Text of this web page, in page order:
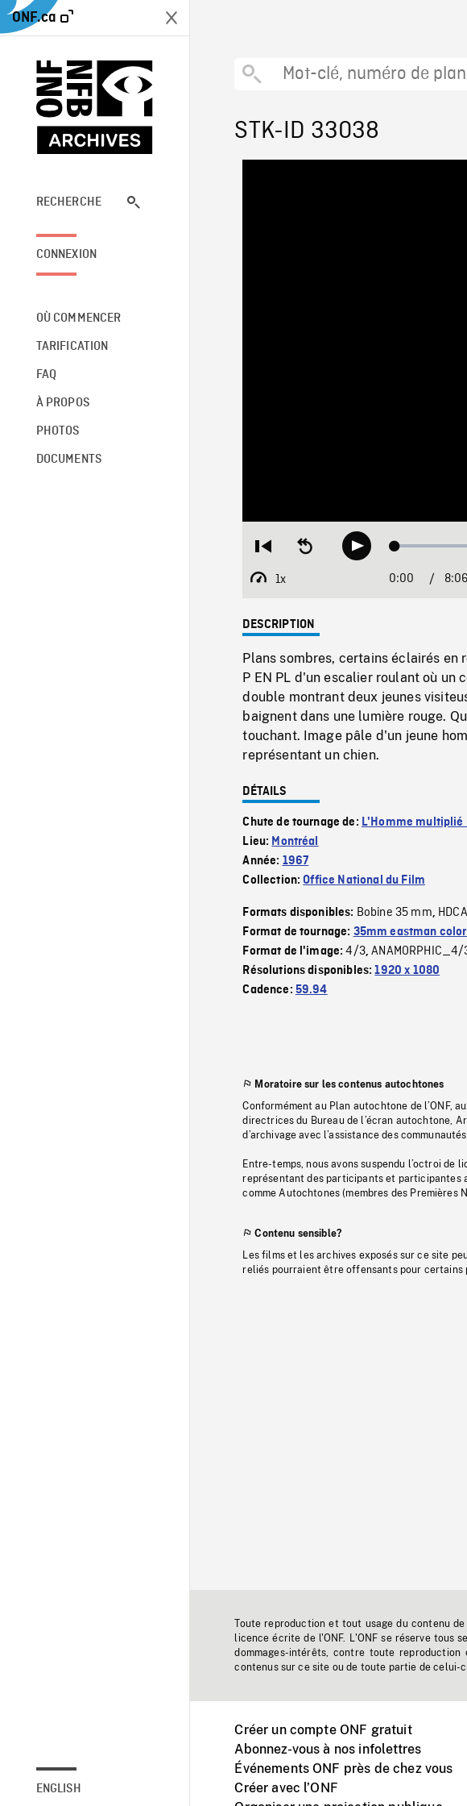
ONF.ca
RECHERCHE
CONNEXION
OÙ COMMENCER
TARIFICATION
FAQ
À PROPOS
PHOTOS
DOCUMENTS
ENGLISH
STK-ID 33038
Restart
beginning
Seek
backwardPlay Loaded:
1x
Playback
Current
0:00 / 8:06
DESCRIPTION
Plans sombres, certains éclairés en
P EN PL d'un escalier roulant où un
double montrant deux jeunes
baignent dans une lumière rouge.
touchant. Image pâle d'un jeune
représentant un chien.
DÉTAILS
Chute de tournage de: L'Homme multiplié
Lieu: Montréal
Année: 1967
Collection:Office National du Film
Formats disponibles: Bobine 35 mm,
Format de tournage: 35mm eastman
Format de l'image:4/3,ANAMORPHIC_4/
Résolutions disponibles:1920 x 1080
Cadence: 59.94
Moratoire sur les contenus autochtones
Conformément au Plan autochtone de l’ONF,
directrices du Bureau de l’écran autochtone,
d’archivage avec l’assistance des
Entre-temps, nous avons suspendu l’octroi
représentant des participants et participantes
comme Autochtones (membres des Premières
Contenu sensible?
Les films et les archives exposés sur ce site
reliés pourraient être offensants pour certains
Toute reproduction et tout usage du contenu
licence écrite de l'ONF. L'ONF se réserve tous
dommages-intérêts, contre toute
contenus sur ce site ou de toute partie de celui-
Créer un compte ONF gratuit
Abonnez-vous à nos infolettres
Événements ONF près de chez vous
Créer avec l’ONF